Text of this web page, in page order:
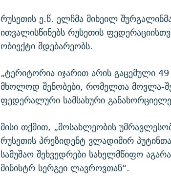
რუსეთის ე.წ. ელჩმა მიხეილ
ითვალისწინებს რუსეთის
ობიექტი მდებარეობს.
„ტერიტორია იჯარით არის გაცემული
მხოლოდ შენობები, რომელთა მოვლა-
ფედერალური სამსახური
მისი თქმით, „მოსახლეობის
რუსეთის პრეზიდენტ ვლადიმირ
სამუშაო შეხვედრები სახელმწიფო
მინისტრ სერგეი ლავროვთან“.